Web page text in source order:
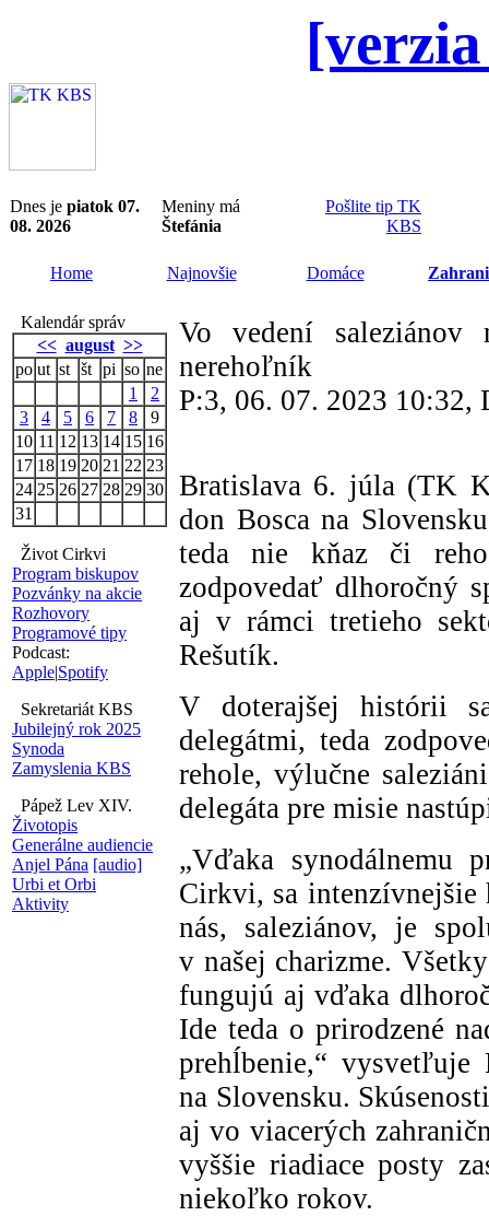
Dnes je piatok 07.
08. 2026
Meniny má
Štefánia
Pošlite tip TK
KBS
Home Najnovšie Domáce
Kalendár správ
<< august >>
po ut st št pi so ne
1
2
3
4 5 6 7 8
9
10 11 12 13 14 15 16
17 18 19 20 21 22 23
24 25 26 27 28 29 30
31
Život Cirkvi
Program biskupov
Pozvánky na akcie
Rozhovory
Programové tipy
Podcast:
Apple|Spotify
Sekretariát KBS
Jubilejný rok 2025
Synoda
Zamyslenia KBS
Pápež Lev XIV.
Životopis
Generálne audiencie
Anjel Pána [audio]
Urbi et Orbi
Aktivity
Vo vedení
nerehoľník
P:3, 06. 07. 2023 10:32,
Bratislava 6. júla (TK
don Bosca na
teda nie kňaz či
zodpovedať dlhoročný
aj v rámci tretieho
Rešutík.
V doterajšej histórii
delegátmi, teda
rehole, výlučne
delegáta pre misie
„Vďaka synodálnemu
Cirkvi, sa
nás, saleziánov, je
v našej charizme.
fungujú aj vďaka
Ide teda o prirodzené
prehĺbenie,“ vysvetľuje
na Slovensku.
aj vo viacerých
vyššie riadiace posty
niekoľko rokov.